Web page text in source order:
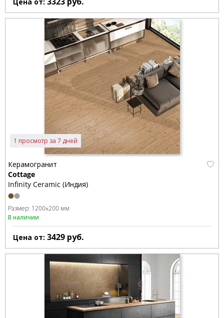
1 просмотр за 7 дней
Керамогранит
Cottage
Infinity Ceramic (Индия)
Размер: 1200x200 мм
В наличии
Цена от: 3429 руб.